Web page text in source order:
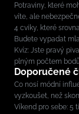
Potraviny, které
víte, ale
4 cviky, které
Budete vypadat
Kvíz: Jste pravý
plným počtem
Doporučené
Co nosí módní
vyzkoušet, než
Víkend pro sebe: 5